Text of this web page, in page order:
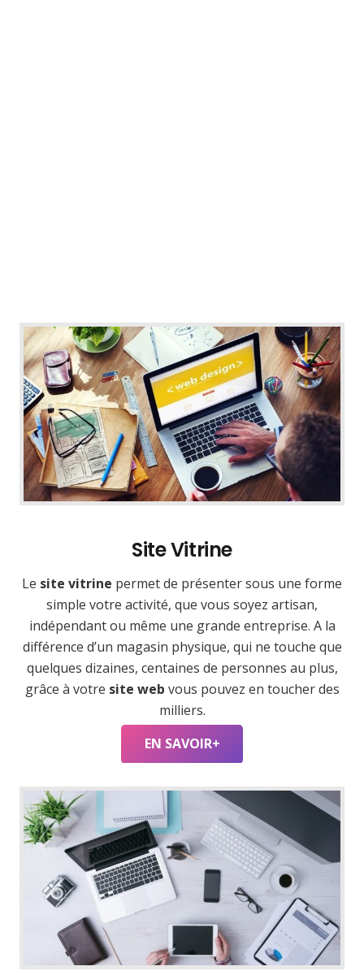
Site Vitrine
Le site vitrine permet de présenter sous une forme
simple votre activité, que vous soyez artisan,
indépendant ou même une grande entreprise. A la
différence d’un magasin physique, qui ne touche que
quelques dizaines, centaines de personnes au plus,
grâce à votre site web vous pouvez en toucher des
milliers.
EN SAVOIR+